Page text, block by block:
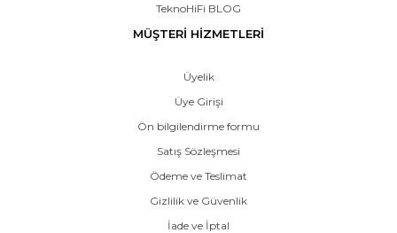
TeknoHiFi BLOG
MÜŞTERİ HİZMETLERİ
Üyelik
Üye Girişi
Ön bilgilendirme formu
Satış Sözleşmesi
Ödeme ve Teslimat
Gizlilik ve Güvenlik
İade ve İptal